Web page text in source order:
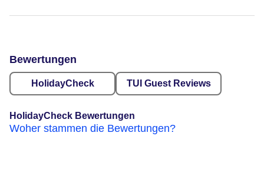
Bewertungen
HolidayCheck TUI Guest Reviews
HolidayCheck Bewertungen
Woher stammen die Bewertungen?